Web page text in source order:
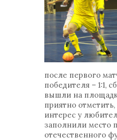
после первого
победителя – 1:1,
вышли на
приятно
интерес у
заполнили место
отечественного